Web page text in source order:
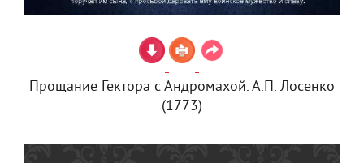
Прощание Гектора с Андромахой. А.П. Лосенко
(1773)